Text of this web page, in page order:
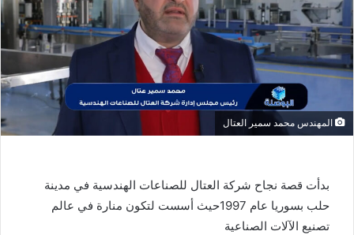
المهندس محمد سمير العتال
بدأت قصة نجاح شركة العتال للصناعات الهندسية في مدينة
حلب بسوريا عام 1997حيث أسست لتكون منارة في عالم
تصنيع الآلات الصناعية